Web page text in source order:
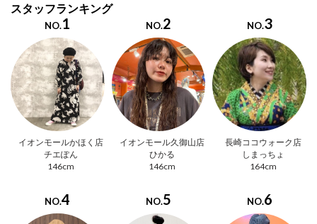
スタッフランキング
NO.1
イオンモールかほく店
チエぽん
146cm
NO.2
イオンモール久御山店
ひかる
146cm
NO.3
長崎ココウォーク店
しまっちょ
164cm
NO.4 NO.5 NO.6